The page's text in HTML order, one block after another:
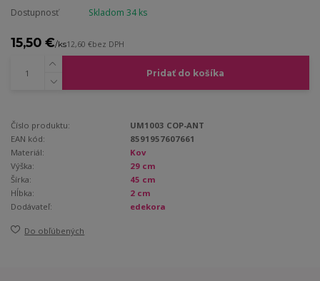
Dostupnosť Skladom 34 ks
15,50 €/ks12,60 €bez DPH
Pridať do košíka
Číslo produktu:
UM1003 COP-ANT
EAN kód:
8591957607661
Materiál:
Kov
Výška:
29 cm
Šírka:
45 cm
Hĺbka:
2 cm
Dodávateľ:
edekora
Do obľúbených